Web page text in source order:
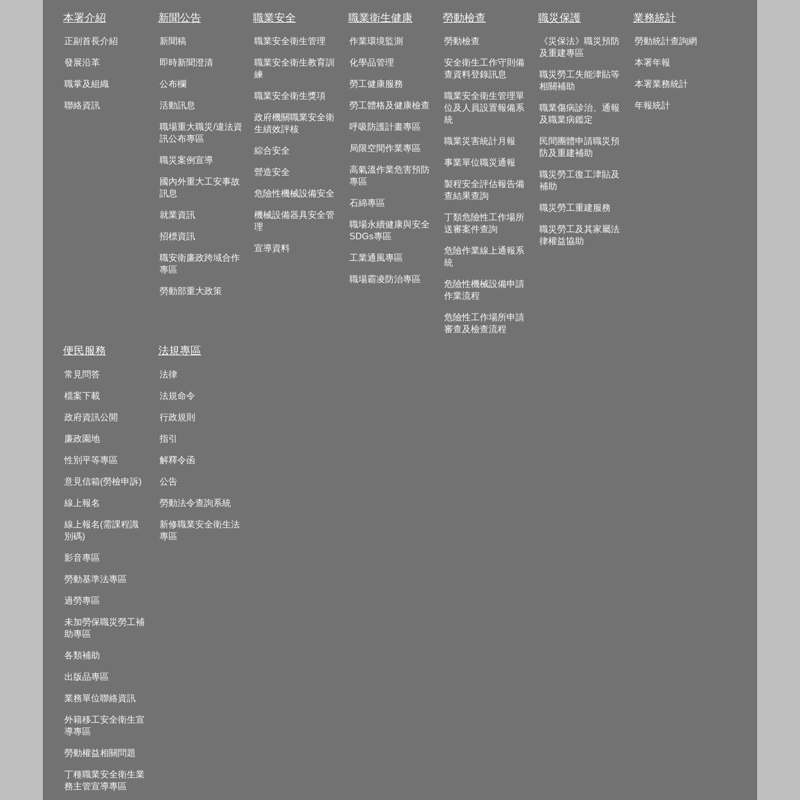
本署介紹
正副首長介紹
發展沿革
職掌及組織
聯絡資訊
新聞公告
新聞稿
即時新聞澄清
公布欄
活動訊息
職場重大職災/違法資
訊公布專區
職災案例宣導
國內外重大工安事故
訊息
就業資訊
招標資訊
職安衛廉政跨域合作
專區
勞動部重大政策
職業安全
職業安全衛生管理
職業安全衛生教育訓
練
職業安全衛生獎項
政府機關職業安全衛
生績效評核
綜合安全
營造安全
危險性機械設備安全
機械設備器具安全管
理
宣導資料
職業衛生健康
作業環境監測
化學品管理
勞工健康服務
勞工體格及健康檢查
呼吸防護計畫專區
局限空間作業專區
高氣溫作業危害預防
專區
石綿專區
職場永續健康與安全
SDGs專區
工業通風專區
職場霸凌防治專區
勞動檢查
勞動檢查
安全衛生工作守則備
查資料登錄訊息
職業安全衛生管理單
位及人員設置報備系
統
職業災害統計月報
事業單位職災通報
製程安全評估報告備
查結果查詢
丁類危險性工作場所
送審案件查詢
危險作業線上通報系
統
危險性機械設備申請
作業流程
危險性工作場所申請
審查及檢查流程
職災保護
《災保法》職災預防
及重建專區
職災勞工失能津貼等
相關補助
職業傷病診治、通報
及職業病鑑定
民間團體申請職災預
防及重建補助
職災勞工復工津貼及
補助
職災勞工重建服務
職災勞工及其家屬法
律權益協助
業務統計
勞動統計查詢網
本署年報
本署業務統計
年報統計
便民服務
常見問答
檔案下載
政府資訊公開
廉政園地
性別平等專區
意見信箱(勞檢申訴)
線上報名
線上報名(需課程識
別碼)
影音專區
勞動基準法專區
過勞專區
未加勞保職災勞工補
助專區
各類補助
出版品專區
業務單位聯絡資訊
外籍移工安全衛生宣
導專區
勞動權益相關問題
丁種職業安全衛生業
務主管宣導專區
法規專區
法律
法規命令
行政規則
指引
解釋令函
公告
勞動法令查詢系統
新修職業安全衛生法
專區